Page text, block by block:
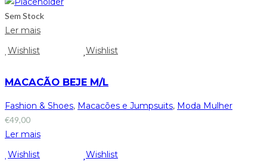
Sem Stock
Ler mais
Wishlist
Wishlist
MACACÃO BEJE M/L
Fashion & Shoes, Macacões e Jumpsuits, Moda Mulher
€49,00
Ler mais
Wishlist
Wishlist